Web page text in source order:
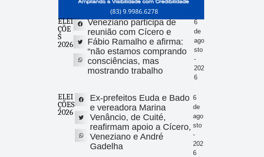
ELEI
ÇÕE
S
2026
Veneziano participa de
reunião com Cícero e
Fábio Ramalho e afirma:
“não estamos comprando
consciências, mas
mostrando trabalho
6
de
ago
sto
-
202
6
ELEI
ÇÕES
2026
Ex-prefeitos Euda e Bado
e vereadora Marina
Venâncio, de Cuité,
reafirmam apoio a Cícero,
Veneziano e André
Gadelha
6
de
ago
sto
-
202
6